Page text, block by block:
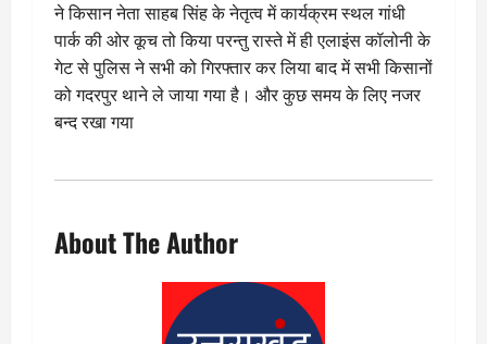
ने किसान नेता साहब सिंह के नेतृत्व में कार्यक्रम स्थल गांधी
पार्क की ओर कूच तो किया परन्तु रास्ते में ही एलाइंस कॉलोनी के
गेट से पुलिस ने सभी को गिरफ्तार कर लिया बाद में सभी किसानों
को गदरपुर थाने ले जाया गया है। और कुछ समय के लिए नजर
बन्द रखा गया
About The Author